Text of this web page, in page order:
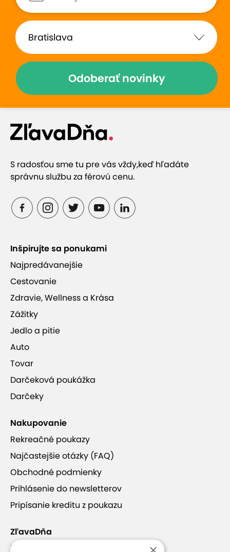
Odoberať novinky
S radosťou sme tu pre vás vždy,keď hľadáte
správnu službu za férovú cenu.
Inšpirujte sa ponukami
Najpredávanejšie
Cestovanie
Zdravie, Wellness a Krása
Zážitky
Jedlo a pitie
Auto
Tovar
Darčeková poukážka
Darčeky
Nakupovanie
Rekreačné poukazy
Najčastejšie otázky (FAQ)
Obchodné podmienky
Prihlásenie do newsletterov
Pripísanie kreditu z poukazu
ZľavaDňa
Náš príbeh